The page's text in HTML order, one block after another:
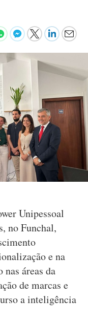
Unipessoal
no Funchal,
e na
áreas da
de marcas e
a inteligência